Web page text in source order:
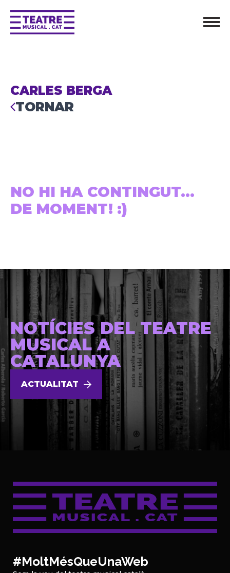
CARLES BERGA
TORNAR
NO HI HA CONTINGUT...
DE MOMENT! :)
NOTÍCIES DEL TEATRE
MUSICAL A
CATALUNYA
ACTUALITAT
#MoltMésQueUnaWeb